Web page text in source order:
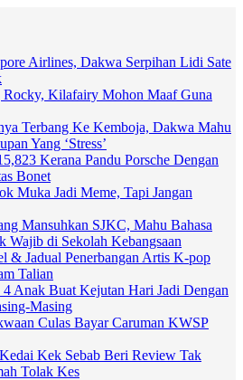
Airlines, Dakwa Serpihan Lidi Sate
Kilafairy Mohon Maaf Guna
Terbang Ke Kemboja, Dakwa Mahu
Yang ‘Stress’
Kerana Pandu Porsche Dengan
Bonet
Muka Jadi Meme, Tapi Jangan
Mansuhkan SJKC, Mahu Bahasa
Wajib di Sekolah Kebangsaan
& Jadual Penerbangan Artis K-pop
Talian
4 Anak Buat Kejutan Hari Jadi Dengan
Masing
Culas Bayar Caruman KWSP
Kek Sebab Beri Review Tak
Tolak Kes